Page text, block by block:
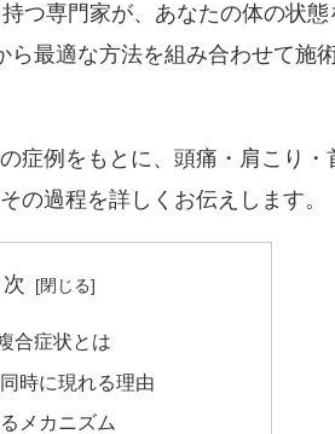
つ専門家が、あなたの体の状態
最適な方法を組み合わせて施
症例をもとに、頭痛・肩こり・
の過程を詳しくお伝えします。
次
合症状とは
時に現れる理由
メカニズム